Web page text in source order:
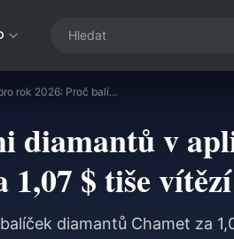
Průvodce cenami diamantů v aplikaci Chamet pro rok 2026: Proč balíček za 1,07 $ tiše vítězí v poměru ceny a hodnoty
diamantů v
1,07 $ tiše
diamantů Chamet za